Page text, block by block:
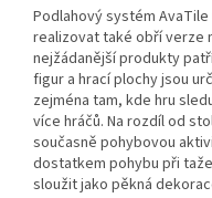
Podlahový systém
realizovat také obří verze
nejžádanější produkty
figur a hrací plochy jsou
zejména tam, kde hru
více hráčů. Na rozdíl od
současně pohybovou
dostatkem pohybu při
sloužit jako pěkná